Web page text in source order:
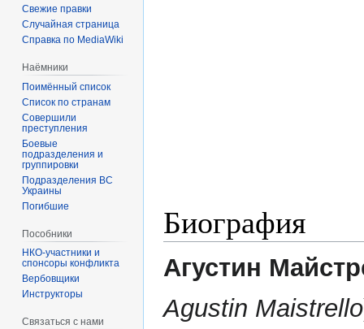
Биография
Агустин
Agustin Maistrello
Свежие правки
Случайная страница
Справка по MediaWiki
Наёмники
Поимённый список
Список по странам
Совершили
преступления
Боевые
подразделения и
группировки
Подразделения ВС
Украины
Погибшие
Пособники
спонсоры конфликта
‏‎Вербовщики
Инструкторы
Связаться с нами